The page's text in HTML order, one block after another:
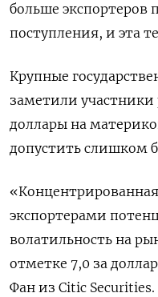
больше экспортеров
поступления, и эта
Крупные
заметили
доллары на
допустить слишком
экспортерами
волатильность на
отметке 7,0 за
Фан из Citic Securities.